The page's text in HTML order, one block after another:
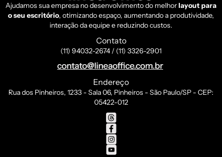
Ajudamos sua empresa no desenvolvimento do melhorlayout para
o seu escritório, otimizando espaço, aumentando a produtividade,
interação da equipe e reduzindo custos.
Contato
(11) 94032-2674 / (11) 3326-2901
Endereço
Rua dos Pinheiros, 1233 - Sala 06, Pinheiros - São Paulo/SP - CEP:
05422-012